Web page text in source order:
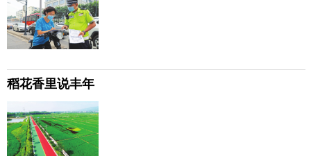
稻花香里说丰年